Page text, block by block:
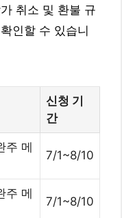
취소 및 환불 규
인할 수 있습니
신청 기
간
주 메
7/1~8/10
주 메
7/1~8/10